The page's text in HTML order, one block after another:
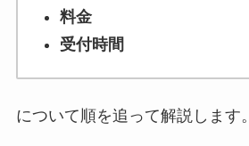
料金
受付時間
について順を追って解説します。